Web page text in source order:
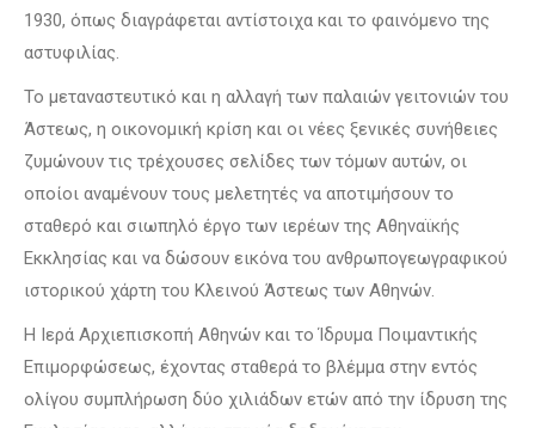
1930, όπως διαγράφεται αντίστοιχα και το φαινόμενο της
αστυφιλίας.
Το μεταναστευτικό και η αλλαγή των παλαιών γειτονιών του
Άστεως, η οικονομική κρίση και οι νέες ξενικές συνήθειες
ζυμώνουν τις τρέχουσες σελίδες των τόμων αυτών, οι
οποίοι αναμένουν τους μελετητές να αποτιμήσουν το
σταθερό και σιωπηλό έργο των ιερέων της Αθηναϊκής
Εκκλησίας και να δώσουν εικόνα του ανθρωπογεωγραφικού
ιστορικού χάρτη του Κλεινού Άστεως των Αθηνών.
Η Ιερά Αρχιεπισκοπή Αθηνών και το Ίδρυμα Ποιμαντικής
Επιμορφώσεως, έχοντας σταθερά το βλέμμα στην εντός
ολίγου συμπλήρωση δύο χιλιάδων ετών από την ίδρυση της